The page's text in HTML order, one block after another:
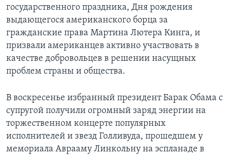
Learning English
СОЦИАЛЬНЫЕ СЕТИ
Языки
государственного праздника, Дня рождения
выдающегося американского борца за
гражданские права Мартина Лютера Кинга, и
призвали американцев активно участвовать в
качестве добровольцев в решении насущных
проблем страны и общества.
В воскресенье избранный президент Барак Обама с
супругой получили огромный заряд энергии на
торжественном концерте популярных
исполнителей и звезд Голливуда, прошедшем у
мемориала Аврааму Линкольну на эспланаде в